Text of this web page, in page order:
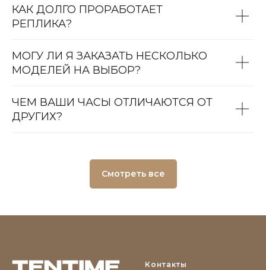
КАК ДОЛГО ПРОРАБОТАЕТ
РЕПЛИКА?
МОГУ ЛИ Я ЗАКАЗАТЬ НЕСКОЛЬКО
МОДЕЛЕЙ НА ВЫБОР?
ЧЕМ ВАШИ ЧАСЫ ОТЛИЧАЮТСЯ ОТ
ДРУГИХ?
Смотреть все
Контакты